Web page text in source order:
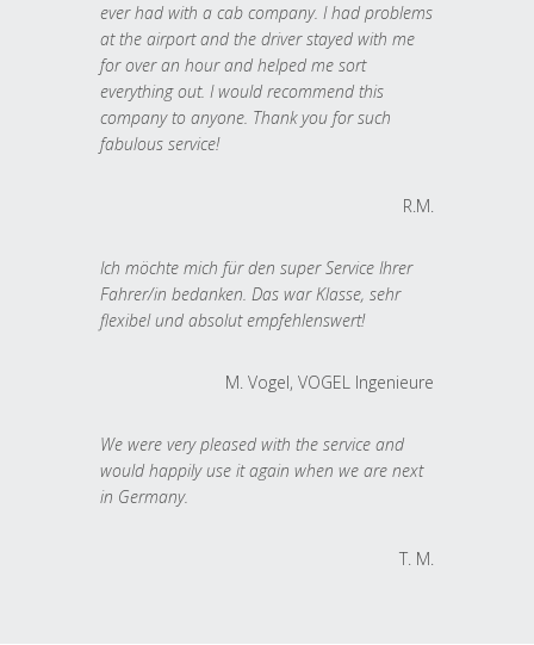
ever had with a cab company. I had problems
at the airport and the driver stayed with me
for over an hour and helped me sort
everything out. I would recommend this
company to anyone. Thank you for such
fabulous service!
R.M.
Ich möchte mich für den super Service Ihrer
Fahrer/in bedanken. Das war Klasse, sehr
flexibel und absolut empfehlenswert!
M. Vogel, VOGEL Ingenieure
We were very pleased with the service and
would happily use it again when we are next
in Germany.
T. M.